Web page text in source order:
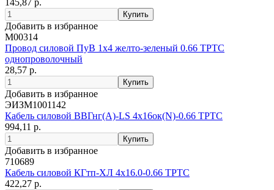
145,87 р.
Добавить в избранное
М00314
Провод силовой ПуВ 1х4 желто-зеленый 0.66 ТРТС
однопроволочный
28,57 р.
Добавить в избранное
ЭИЗМ1001142
Кабель силовой ВВГнг(А)-LS 4х16ок(N)-0.66 ТРТС
994,11 р.
Добавить в избранное
710689
Кабель силовой КГтп-ХЛ 4х16.0-0.66 ТРТС
422,27 р.